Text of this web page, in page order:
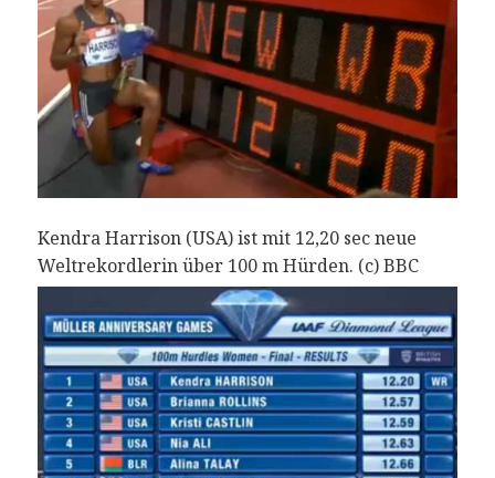
Kendra Harrison (USA) ist mit 12,20 sec neue
Weltrekordlerin über 100 m Hürden. (c) BBC